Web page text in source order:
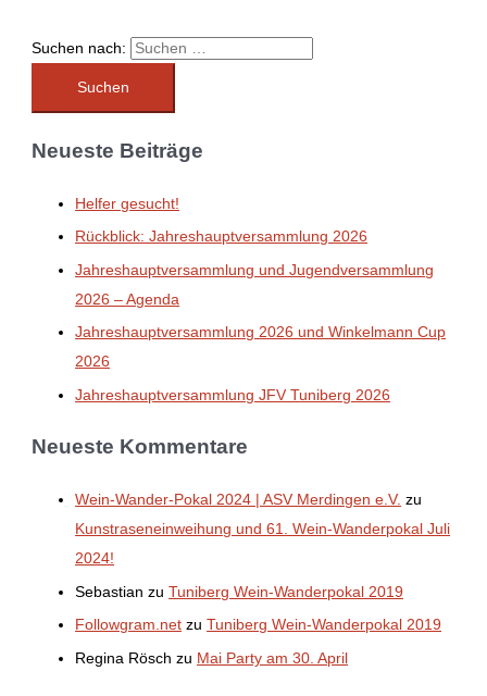
Suchen nach:
Neueste Beiträge
Helfer gesucht!
Rückblick: Jahreshauptversammlung 2026
Jahreshauptversammlung und Jugendversammlung
2026 – Agenda
Jahreshauptversammlung 2026 und Winkelmann Cup
2026
Jahreshauptversammlung JFV Tuniberg 2026
Neueste Kommentare
Wein-Wander-Pokal 2024 | ASV Merdingen e.V. zu
Kunstraseneinweihung und 61. Wein-Wanderpokal Juli
2024!
Sebastian zuTuniberg Wein-Wanderpokal 2019
Followgram.net zuTuniberg Wein-Wanderpokal 2019
Regina Rösch zu Mai Party am 30. April